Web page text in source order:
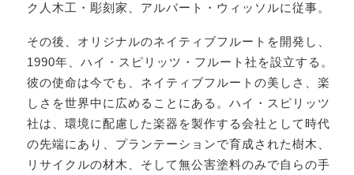
ク人木工・彫刻家、アルバート・ウィッソルに従事。
その後、オリジナルのネイティブフルートを開発し、
1990年、ハイ・スピリッツ・フルート社を設立する。
彼の使命は今でも、ネイティブフルートの美しさ、楽
しさを世界中に広めることにある。ハイ・スピリッツ
社は、環境に配慮した楽器を製作する会社として時代
の先端にあり、プランテーションで育成された樹木、
リサイクルの材木、そして無公害塗料のみで自らの手